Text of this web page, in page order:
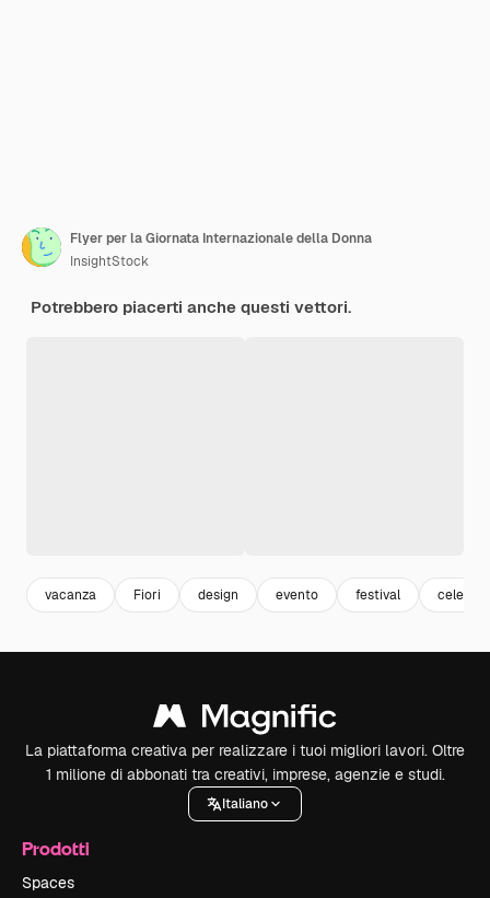
Flyer per la Giornata Internazionale della Donna
InsightStock
Potrebbero piacerti anche questi vettori.
vacanza Fiori design evento festival
La piattaforma creativa per realizzare i tuoi migliori lavori. Oltre
1 milione di abbonati tra creativi, imprese, agenzie e studi.
Italiano
Prodotti
Spaces